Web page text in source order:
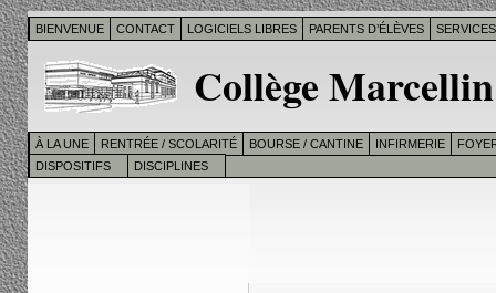
BIENVENUE CONTACT LOGICIELS LIBRES PARENTS D’ÉLÈVES
Collège
À LA UNE RENTRÉE / SCOLARITÉ BOURSE / CANTINE INFIRMERIE
DISPOSITIFS
DISCIPLINES